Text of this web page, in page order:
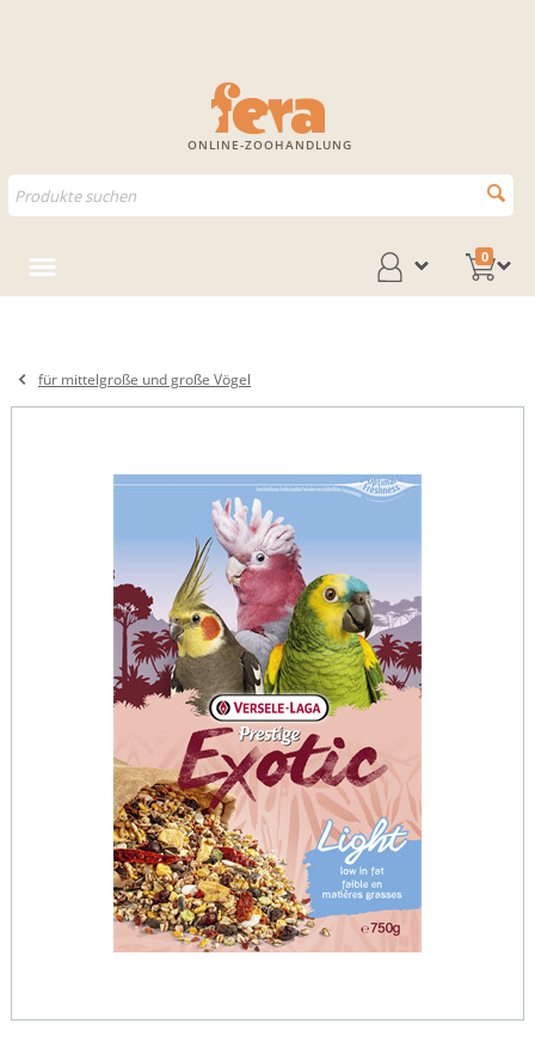
ONLINE-ZOOHANDLUNG
0
für mittelgroße und große Vögel